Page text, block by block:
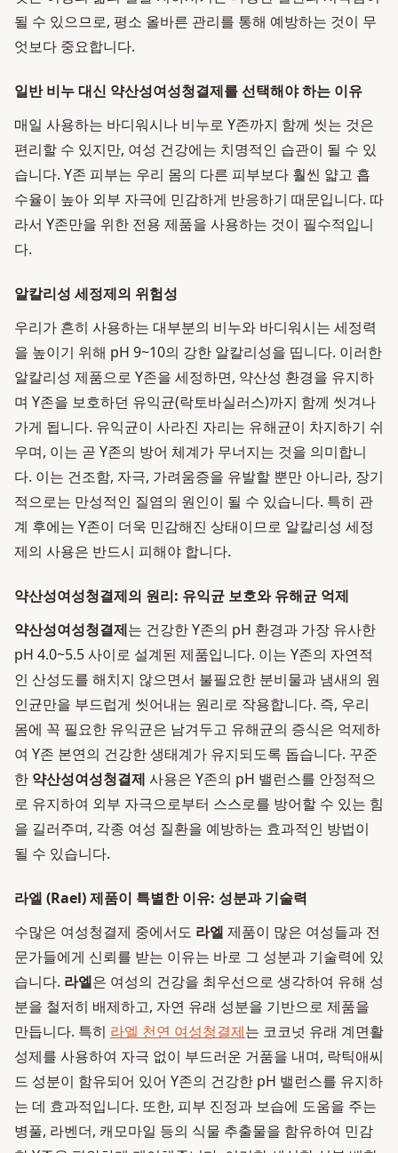
될 수 있으므로, 평소 올바른 관리를 통해 예방하는 것이 무
엇보다 중요합니다.
일반 비누 대신 약산성여성청결제를 선택해야 하는 이유
매일 사용하는 바디워시나 비누로 Y존까지 함께 씻는 것은
편리할 수 있지만, 여성 건강에는 치명적인 습관이 될 수 있
습니다. Y존 피부는 우리 몸의 다른 피부보다 훨씬 얇고 흡
수율이 높아 외부 자극에 민감하게 반응하기 때문입니다. 따
라서 Y존만을 위한 전용 제품을 사용하는 것이 필수적입니
다.
알칼리성 세정제의 위험성
우리가 흔히 사용하는 대부분의 비누와 바디워시는 세정력
을 높이기 위해 pH 9~10의 강한 알칼리성을 띱니다. 이러한
알칼리성 제품으로 Y존을 세정하면, 약산성 환경을 유지하
며 Y존을 보호하던 유익균(락토바실러스)까지 함께 씻겨나
가게 됩니다. 유익균이 사라진 자리는 유해균이 차지하기 쉬
우며, 이는 곧 Y존의 방어 체계가 무너지는 것을 의미합니
다. 이는 건조함, 자극, 가려움증을 유발할 뿐만 아니라, 장기
적으로는 만성적인 질염의 원인이 될 수 있습니다. 특히 관
계 후에는 Y존이 더욱 민감해진 상태이므로 알칼리성 세정
제의 사용은 반드시 피해야 합니다.
약산성여성청결제의 원리: 유익균 보호와 유해균 억제
약산성여성청결제는 건강한 Y존의 pH 환경과 가장 유사한
pH 4.0~5.5 사이로 설계된 제품입니다. 이는 Y존의 자연적
인 산성도를 해치지 않으면서 불필요한 분비물과 냄새의 원
인균만을 부드럽게 씻어내는 원리로 작용합니다. 즉, 우리
몸에 꼭 필요한 유익균은 남겨두고 유해균의 증식은 억제하
여 Y존 본연의 건강한 생태계가 유지되도록 돕습니다. 꾸준
한 약산성여성청결제 사용은 Y존의 pH 밸런스를 안정적으
로 유지하여 외부 자극으로부터 스스로를 방어할 수 있는 힘
을 길러주며, 각종 여성 질환을 예방하는 효과적인 방법이
될 수 있습니다.
라엘 (Rael) 제품이 특별한 이유: 성분과 기술력
수많은 여성청결제 중에서도 라엘 제품이 많은 여성들과 전
문가들에게 신뢰를 받는 이유는 바로 그 성분과 기술력에 있
습니다. 라엘은 여성의 건강을 최우선으로 생각하여 유해 성
분을 철저히 배제하고, 자연 유래 성분을 기반으로 제품을
만듭니다. 특히 라엘 천연 여성청결제는 코코넛 유래 계면활
성제를 사용하여 자극 없이 부드러운 거품을 내며, 락틱애씨
드 성분이 함유되어 있어 Y존의 건강한 pH 밸런스를 유지하
는 데 효과적입니다. 또한, 피부 진정과 보습에 도움을 주는
병풀, 라벤더, 캐모마일 등의 식물 추출물을 함유하여 민감